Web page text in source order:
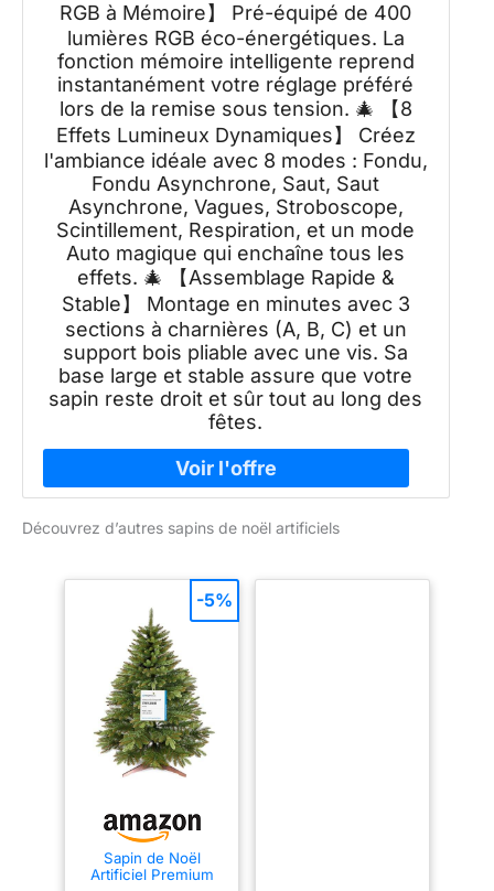
RGB à Mémoire】 Pré-équipé de 400
lumières RGB éco-énergétiques. La
fonction mémoire intelligente reprend
instantanément votre réglage préféré
lors de la remise sous tension. 🎄 【8
Effets Lumineux Dynamiques】 Créez
l'ambiance idéale avec 8 modes : Fondu,
Fondu Asynchrone, Saut, Saut
Asynchrone, Vagues, Stroboscope,
Scintillement, Respiration, et un mode
Auto magique qui enchaîne tous les
effets. 🎄 【Assemblage Rapide &
Stable】 Montage en minutes avec 3
sections à charnières (A, B, C) et un
support bois pliable avec une vis. Sa
base large et stable assure que votre
sapin reste droit et sûr tout au long des
fêtes.
Découvrez d’autres sapins de noël artificiels
Sapin de Noël
Artificiel Premium
-5%